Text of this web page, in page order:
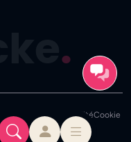
.
CGU ConfidentialitéCookie